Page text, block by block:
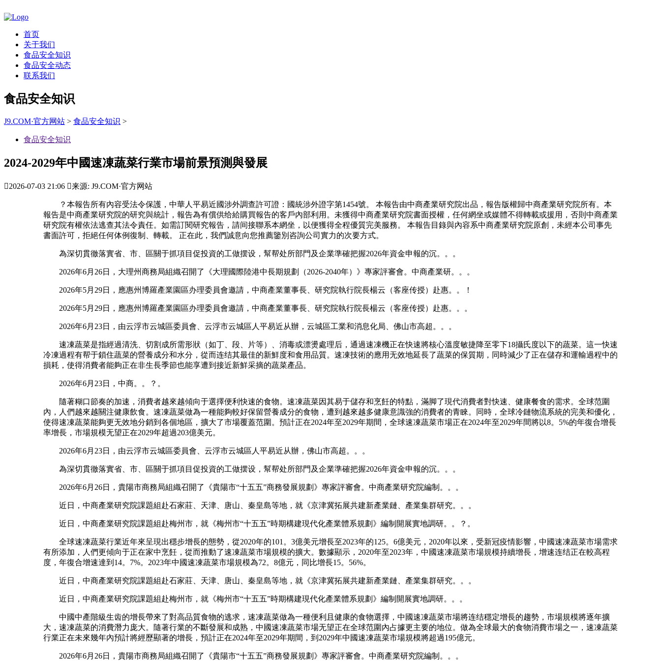
首页
关于我们
食品安全知识
食品安全动态
联系我们
食品安全知识
J9.COM·官方网站 > 食品安全知识 >
食品安全知识
2024-2029年中國速凍蔬菜行業市場前景預測與發展
2026-07-03 21:06 来源: J9.COM·官方网站
？本報告所有內容受法令保護，中華人平易近國涉外調查許可證：國統涉外證字第1454號。 本報告由中商產業研究院出品，報告版權歸中商產業研究院所有。本
報告是中商產業研究院的研究與統計，報告為有償供给給購買報告的客戶內部利用。未獲得中商產業研究院書面授權，任何網坐或媒體不得轉載或援用，否則中商產業
研究院有權依法逃查其法令責任。如需訂閱研究報告，請间接聯系本網坐，以便獲得全程優質完美服務。 本報告目錄與內容系中商產業研究院原創，未經本公司事先
書面許可，拒絕任何体例復制、轉載。 正在此，我們誠意向您推薦鑒別咨詢公司實力的次要方式。
為深切貫徹落實省、市、區關于抓項目促投資的工做摆设，幫帮处所部門及企業準確把握2026年資金申報的沉。。。
2026年6月26日，大理州商務局組織召開了《大理國際陸港中長期規劃（2026-2040年）》專家評審會。中商產業研。。。
2026年5月29日，應惠州博羅產業園區办理委員會邀請，中商產業董事長、研究院執行院長楊云（客座传授）赴惠。。！
2026年5月29日，應惠州博羅產業園區办理委員會邀請，中商產業董事長、研究院執行院長楊云（客座传授）赴惠。。。
2026年6月23日，由云浮市云城區委員會、云浮市云城區人平易近从辦，云城區工業和消息化局、佛山市高超。。。
速凍蔬菜是指經過清洗、切割成所需形狀（如丁、段、片等）、消毒或漂燙處理后，通過速凍機正在快速將核心溫度敏捷降至零下18攝氏度以下的蔬菜。這一快速
冷凍過程有帮于鎖住蔬菜的營養成分和水分，從而连结其最佳的新鮮度和食用品質。速凍技術的應用无效地延長了蔬菜的保質期，同時減少了正在儲存和運輸過程中的
損耗，使得消費者能夠正在非生長季節也能享遭到接近新鮮采摘的蔬菜產品。
2026年6月23日，中商。。？。
隨著糊口節奏的加速，消費者越來越傾向于選擇便利快速的食物。速凍蔬菜因其易于儲存和烹飪的特點，滿脚了現代消費者對快速、健康餐食的需求。全球范圍
內，人們越來越關注健康飲食。速凍蔬菜做為一種能夠較好保留營養成分的食物，遭到越來越多健康意識強的消費者的青睞。同時，全球冷鏈物流系統的完美和優化，
使得速凍蔬菜能夠更无效地分銷到各個地區，擴大了市場覆蓋范圍。預計正在2024年至2029年期間，全球速凍蔬菜市場正在2024年至2029年間將以8。5%的年復合增長
率增長，市場規模无望正在2029年超過203億美元。
2026年6月23日，由云浮市云城區委員會、云浮市云城區人平易近从辦，佛山市高超。。。
為深切貫徹落實省、市、區關于抓項目促投資的工做摆设，幫帮处所部門及企業準確把握2026年資金申報的沉。。。
2026年6月26日，貴陽市商務局組織召開了《貴陽市“十五五”商務發展規劃》專家評審會。中商產業研究院編制。。。
近日，中商產業研究院課題組赴石家莊、天津、唐山、秦皇島等地，就《京津冀拓展共建新產業鏈、產業集群研究。。。
近日，中商產業研究院課題組赴梅州市，就《梅州市“十五五”時期構建現代化產業體系規劃》編制開展實地調研。。？。
全球速凍蔬菜行業近年來呈現出穩步增長的態勢，從2020年的101。3億美元增長至2023年的125。6億美元，2020年以來，受新冠疫情影響，中國速凍蔬菜市場需求
有所添加，人們更傾向于正在家中烹飪，從而推動了速凍蔬菜市場規模的擴大。數據顯示，2020年至2023年，中國速凍蔬菜市場規模持續增長，增速连结正在較高程
度，年復合增速達到14。7%。2023年中國速凍蔬菜市場規模為72。8億元，同比增長15。56%。
近日，中商產業研究院課題組赴石家莊、天津、唐山、秦皇島等地，就《京津冀拓展共建新產業鏈、產業集群研究。。。
近日，中商產業研究院課題組赴梅州市，就《梅州市“十五五”時期構建現代化產業體系規劃》編制開展實地調研。。。
中國中產階級生齿的增長帶來了對高品質食物的逃求，速凍蔬菜做為一種便利且健康的食物選擇，中國速凍蔬菜市場將连结穩定增長的趨勢，市場規模將逐年擴
大，速凍蔬菜的消費潛力庞大。隨著行業的不斷發展和成熟，中國速凍蔬菜市場无望正在全球范圍內占據更主要的地位。做為全球最大的食物消費市場之一，速凍蔬菜
行業正在未來幾年內預計將經歷顯著的增長，預計正在2024年至2029年期間，到2029年中國速凍蔬菜市場規模將超過195億元。
2026年6月26日，貴陽市商務局組織召開了《貴陽市“十五五”商務發展規劃》專家評審會。中商產業研究院編制。。。